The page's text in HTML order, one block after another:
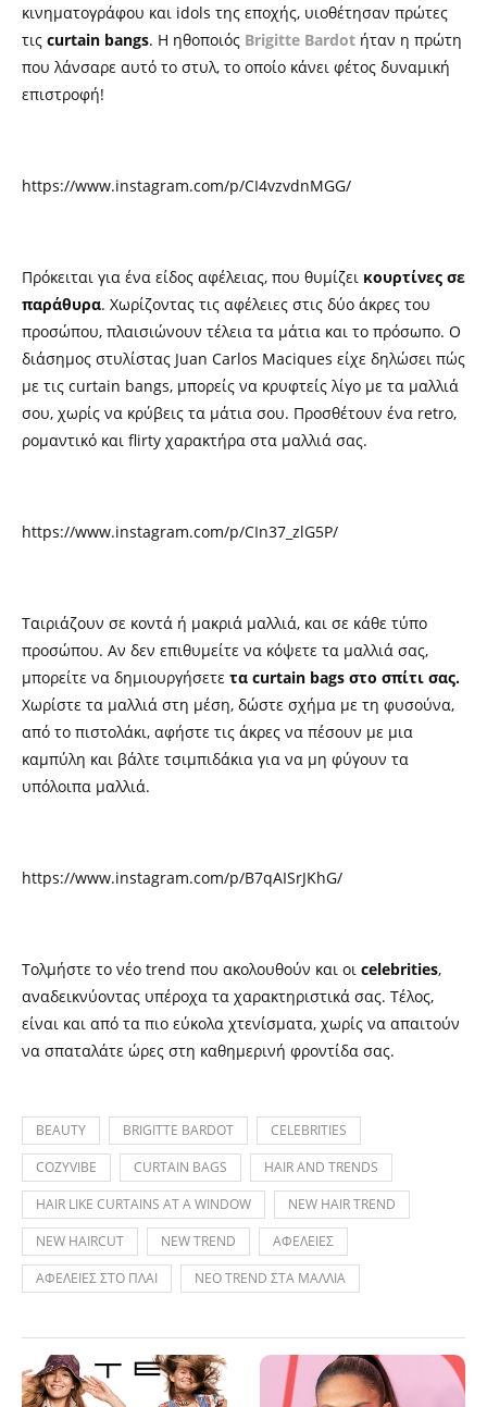
κινηματογράφου και idols της εποχής, υιοθέτησαν πρώτες
τις curtain bangs. Η ηθοποιός Brigitte Bardot ήταν η πρώτη
που λάνσαρε αυτό το στυλ, το οποίο κάνει φέτος δυναμική
επιστροφή!
https://www.instagram.com/p/CI4vzvdnMGG/
Πρόκειται για ένα είδος αφέλειας, που θυμίζει κουρτίνες σε
παράθυρα. Χωρίζοντας τις αφέλειες στις δύο άκρες του
προσώπου, πλαισιώνουν τέλεια τα μάτια και το πρόσωπο. Ο
διάσημος στυλίστας Juan Carlos Maciques είχε δηλώσει πώς
με τις curtain bangs, μπορείς να κρυφτείς λίγο με τα μαλλιά
σου, χωρίς να κρύβεις τα μάτια σου. Προσθέτουν ένα retro,
ρομαντικό και flirty χαρακτήρα στα μαλλιά σας.
https://www.instagram.com/p/CIn37_zlG5P/
Ταιριάζουν σε κοντά ή μακριά μαλλιά, και σε κάθε τύπο
προσώπου. Αν δεν επιθυμείτε να κόψετε τα μαλλιά σας,
μπορείτε να δημιουργήσετε τα curtain bags στο σπίτι σας.
Χωρίστε τα μαλλιά στη μέση, δώστε σχήμα με τη φυσούνα,
από το πιστολάκι, αφήστε τις άκρες να πέσουν με μια
καμπύλη και βάλτε τσιμπιδάκια για να μη φύγουν τα
υπόλοιπα μαλλιά.
https://www.instagram.com/p/B7qAISrJKhG/
Τολμήστε το νέο trend που ακολουθούν και οι celebrities,
αναδεικνύοντας υπέροχα τα χαρακτηριστικά σας. Τέλος,
είναι και από τα πιο εύκολα χτενίσματα, χωρίς να απαιτούν
να σπαταλάτε ώρες στη καθημερινή φροντίδα σας.
BEAUTY BRIGITTE BARDOT
CELEBRITIES
COZYVIBE
CURTAIN BAGS
HAIR AND TRENDS
HAIR LIKE CURTAINS AT A WINDOW
NEW HAIR TREND
NEW HAIRCUT
NEW TREND
ΑΦΕΛΕΙΕΣ
ΑΦΕΛΕΙΕΣ ΣΤΟ ΠΛΑΙ
ΝΕΟ TREND ΣΤΑ ΜΑΛΛΙΑ